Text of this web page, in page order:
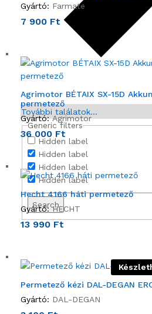
További találatok...
Generic filters
Hidden label
Hidden label
Hidden label
Hidden label
Search
Gyártó: Farmate
7 900 Ft
Agrimotor BÉTAIX SX-15D
permetező
Gyártó: Agrimotor
36 000 Ft
Hecht 4166 háti permetező
Gyártó: HECHT
13 990 Ft
Permetező kézi DAL-DEGAN
Gyártó: DAL-DEGAN